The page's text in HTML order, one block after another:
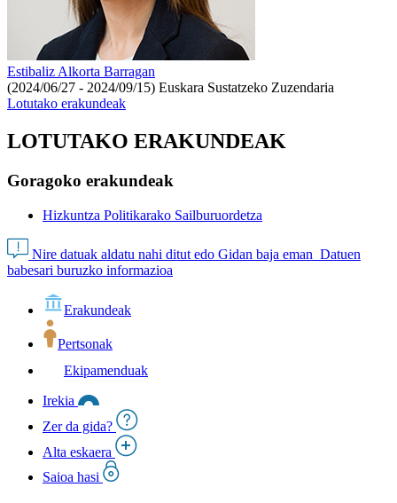
Estibaliz Alkorta Barragan
(2024/06/27 - 2024/09/15) Euskara Sustatzeko Zuzendaria
Lotutako erakundeak
LOTUTAKO ERAKUNDEAK
Goragoko erakundeak
Hizkuntza Politikarako Sailburuordetza
Nire datuak aldatu nahi ditut edo Gidan baja eman Datuen
babesari buruzko informazioa
Erakundeak
Pertsonak
Ekipamenduak
Irekia
Zer da gida?
Alta eskaera
Saioa hasi